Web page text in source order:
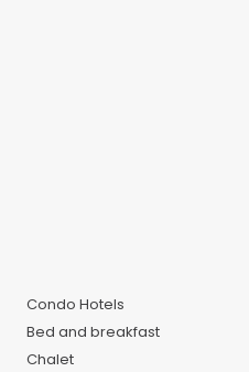
Condo Hotels
Bed and breakfast
Chalet